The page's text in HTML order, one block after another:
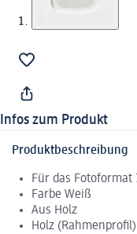
Infos zum Produkt
Produktbeschreibung
Für das Fotoformat
Farbe Weiß
Aus Holz
Holz